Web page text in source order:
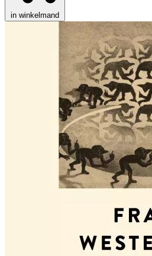
in winkelmand